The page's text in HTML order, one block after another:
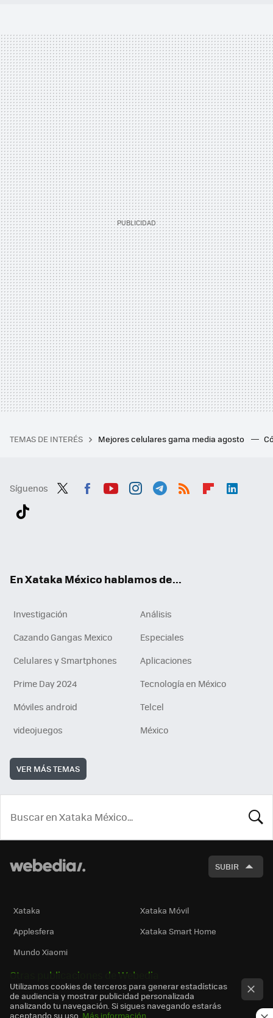
TEMAS DE INTERÉS Mejores celulares gama media agosto
Síguenos
En Xataka México hablamos de...
Investigación
Análisis
Cazando Gangas Mexico
Especiales
Celulares y Smartphones
Aplicaciones
Prime Day 2024
Tecnología en México
Móviles android
Telcel
videojuegos
México
VER MÁS TEMAS
SUBIR
Xataka
Xataka Móvil
Applesfera
Xataka Smart Home
Mundo Xiaomi
Otras publicaciones de Webedia
Utilizamos cookies de terceros para generar estadísticas
de audiencia y mostrar publicidad personalizada
analizando tu navegación. Si sigues navegando estarás
aceptando su uso. Más información